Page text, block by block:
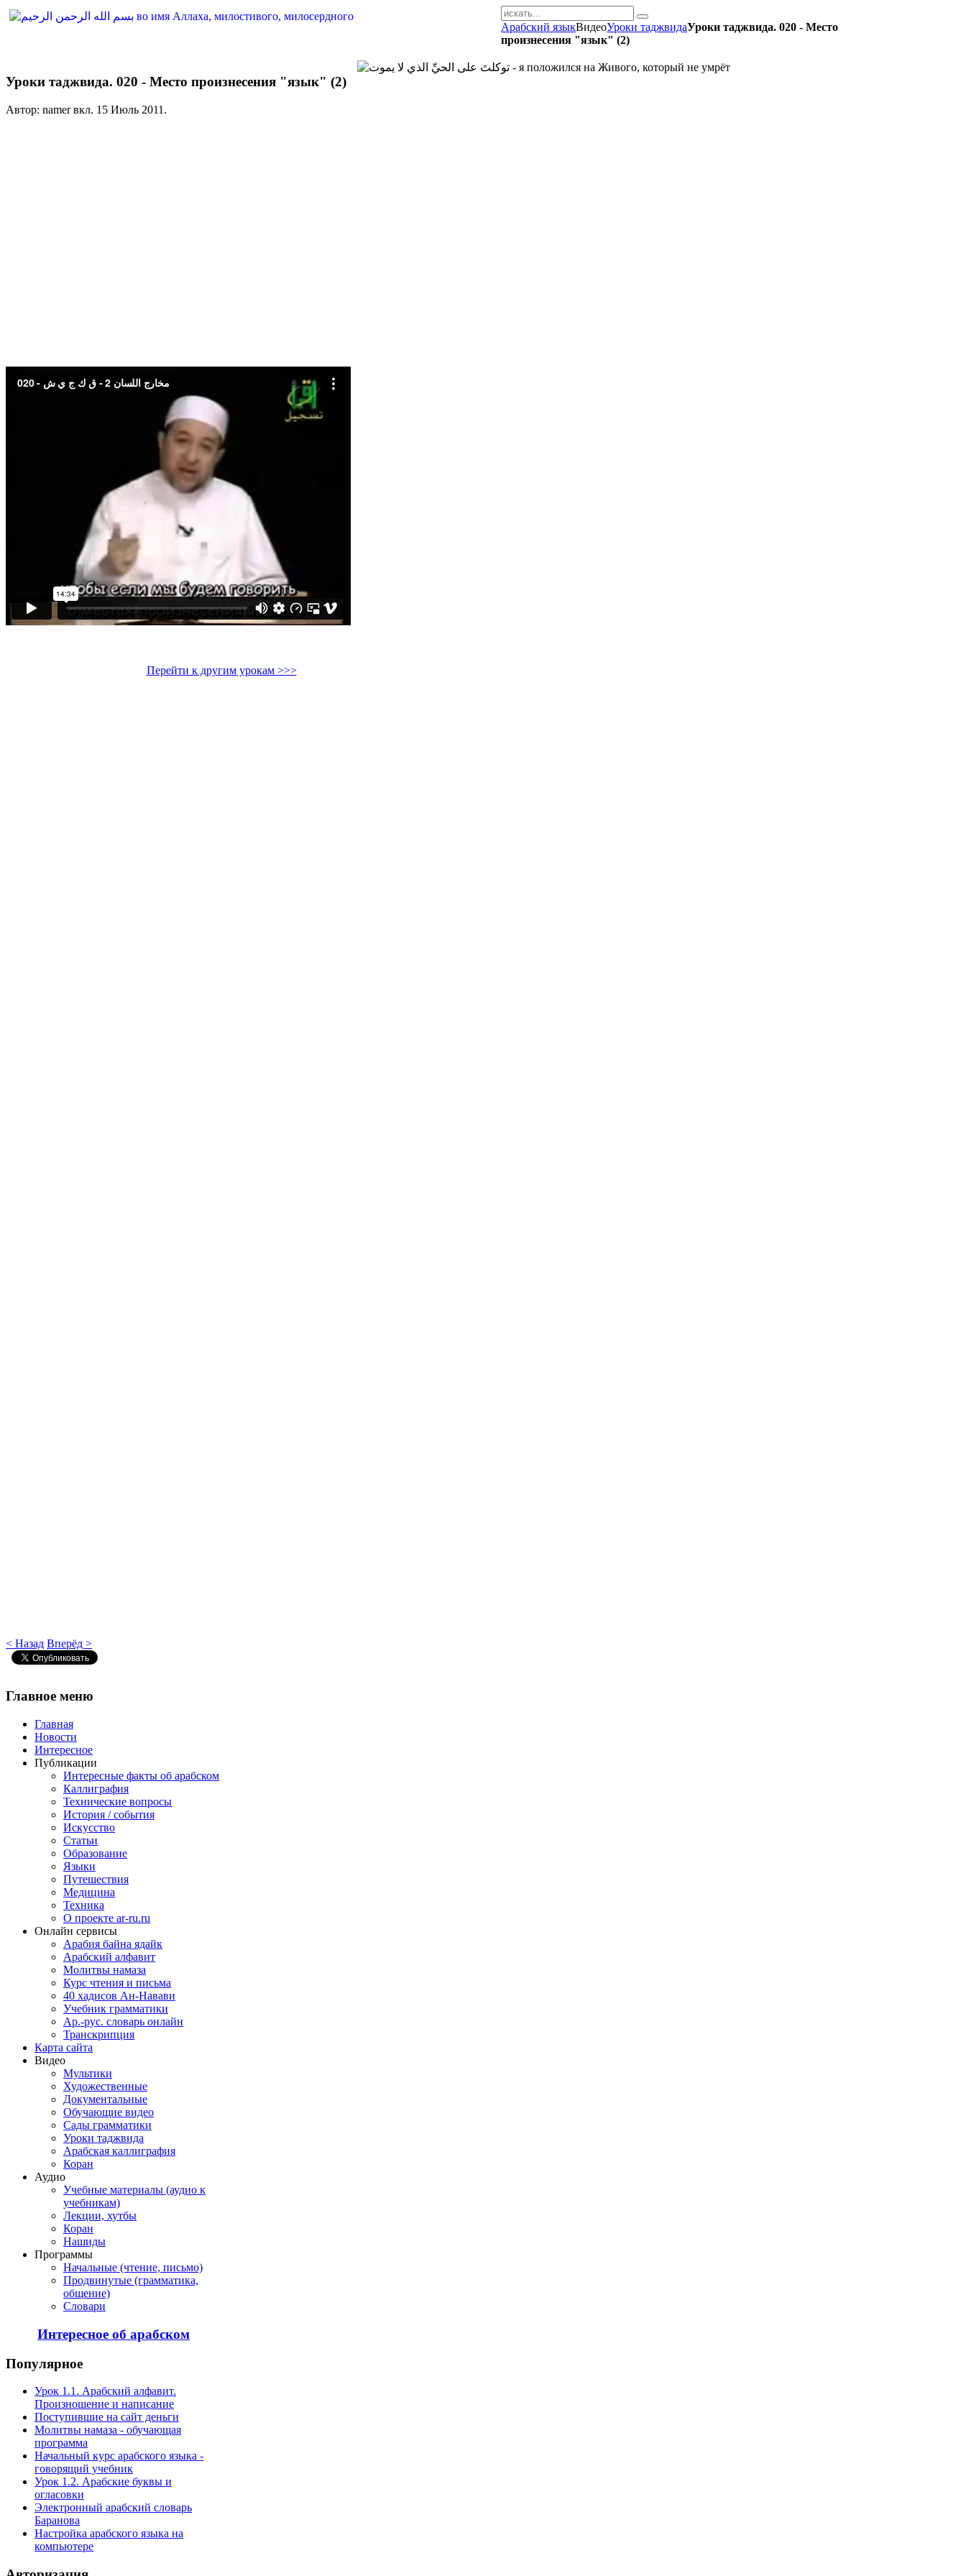
Арабский языкВидеоУроки таджвидаУроки таджвида. 020 - Место
произнесения "язык" (2)
Уроки таджвида. 020 - Место произнесения "язык" (2)
Автор: namer вкл. 15 Июль 2011 .
Перейти к другим урокам >>>
< Назад Вперёд >
Главное меню
Главная
Новости
Интересное
Публикации
Интересные факты об арабском
Каллиграфия
Технические вопросы
История / события
Искусство
Статьи
Образование
Языки
Путешествия
Медицина
Техника
О проекте ar-ru.ru
Онлайн сервисы
Арабия байна ядайк
Арабский алфавит
Молитвы намаза
Курс чтения и письма
40 хадисов Ан-Навави
Учебник грамматики
Ар.-рус. словарь онлайн
Транскрипция
Карта сайта
Видео
Мультики
Художественные
Документальные
Обучающие видео
Сады грамматики
Уроки таджвида
Арабская каллиграфия
Коран
Аудио
Учебные материалы (аудио к
учебникам)
Лекции, хутбы
Коран
Нашиды
Программы
Начальные (чтение, письмо)
Продвинутые (грамматика,
общение)
Словари
Интересное об арабском
Популярное
Урок 1.1. Арабский алфавит.
Произношение и написание
Поступившие на сайт деньги
Молитвы намаза - обучающая
программа
Начальный курс арабского языка -
говорящий учебник
Урок 1.2. Арабские буквы и
огласовки
Электронный арабский словарь
Баранова
Настройка арабского языка на
компьютере